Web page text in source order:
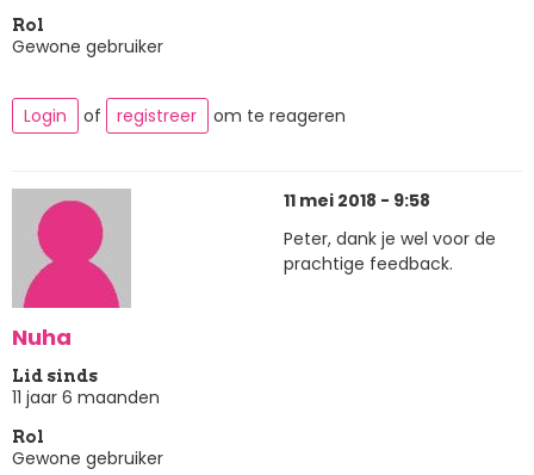
Rol
Gewone gebruiker
Login of registreer om te reageren
Nuha
Lid sinds
11 jaar 6 maanden
Rol
Gewone gebruiker
11 mei 2018 - 9:58
Peter, dank je wel voor de
prachtige feedback.